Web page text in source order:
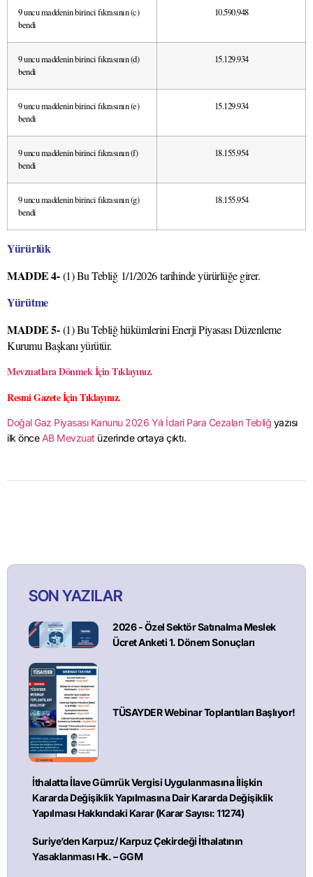
9 uncu maddenin birinci fıkrasının (c)
bendi
10.590.948
9 uncu maddenin birinci fıkrasının (d)
bendi
15.129.934
9 uncu maddenin birinci fıkrasının (e)
bendi
15.129.934
9 uncu maddenin birinci fıkrasının (f)
bendi
18.155.954
9 uncu maddenin birinci fıkrasının (g)
bendi
18.155.954
Yürürlük
MADDE 4-(1) Bu Tebliğ 1/1/2026tarihinde yürürlüğe girer.
Yürütme
MADDE 5-(1) Bu Tebliğ hükümlerini Enerji Piyasası Düzenleme
Kurumu Başkanı yürütür.
Mevzuatlara Dönmek İçin Tıklayınız.
Resmi Gazete İçin Tıklayınız.
Doğal Gaz Piyasası Kanunu 2026 Yılı İdari Para Cezaları Tebliğ yazısı
ilk önce AB Mevzuat üzerinde ortaya çıktı.
SON YAZILAR
2026 - Özel Sektör Satınalma Meslek
Ücret Anketi 1. Dönem Sonuçları
TÜSAYDER Webinar Toplantıları Başlıyor!
İthalatta İlave Gümrük Vergisi Uygulanmasına İlişkin
Kararda Değişiklik Yapılmasına Dair Kararda Değişiklik
Yapılması Hakkındaki Karar (Karar Sayısı: 11274)
Suriye’den Karpuz/ Karpuz Çekirdeği İthalatının
Yasaklanması Hk. – GGM